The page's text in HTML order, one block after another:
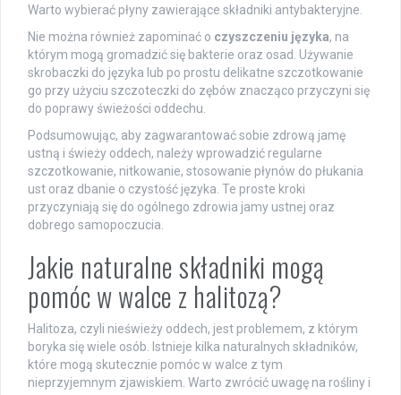
Warto wybierać płyny zawierające składniki antybakteryjne.
Nie można również zapominać o czyszczeniu języka, na
którym mogą gromadzić się bakterie oraz osad. Używanie
skrobaczki do języka lub po prostu delikatne szczotkowanie
go przy użyciu szczoteczki do zębów znacząco przyczyni się
do poprawy świeżości oddechu.
Podsumowując, aby zagwarantować sobie zdrową jamę
ustną i świeży oddech, należy wprowadzić regularne
szczotkowanie, nitkowanie, stosowanie płynów do płukania
ust oraz dbanie o czystość języka. Te proste kroki
przyczyniają się do ogólnego zdrowia jamy ustnej oraz
dobrego samopoczucia.
Jakie naturalne składniki mogą
pomóc w walce z halitozą?
Halitoza, czyli nieświeży oddech, jest problemem, z którym
boryka się wiele osób. Istnieje kilka naturalnych składników,
które mogą skutecznie pomóc w walce z tym
nieprzyjemnym zjawiskiem. Warto zwrócić uwagę na rośliny i